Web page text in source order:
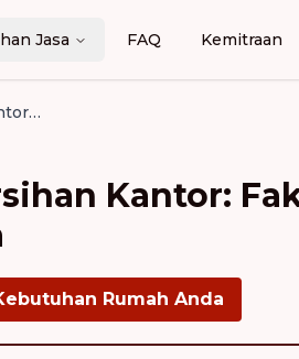
Jasa FAQ Kemitraan
Panduan Harga Jasa Kebersihan Kantor: Faktor-Faktor yang Mempengaruhi Biaya
Kantor:
Rumah Anda